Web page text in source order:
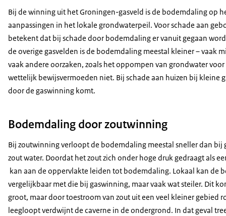
Bij de winning uit het Groningen-gasveld is de bodemdaling op
aanpassingen in het lokale grondwaterpeil. Voor schade aan
betekent dat bij schade door bodemdaling er vanuit gegaan
de overige gasvelden is de bodemdaling meestal kleiner –
vaak andere oorzaken, zoals het oppompen van grondwater
wettelijk bewijsvermoeden niet. Bij schade aan huizen bij kleine
door de gaswinning komt.
Bodemdaling door zoutwinning
Bij zoutwinning verloopt de bodemdaling meestal sneller dan
zout water. Doordat het zout zich onder hoge druk gedraagt als
kan aan de oppervlakte leiden tot bodemdaling. Lokaal kan de
vergelijkbaar met die bij gaswinning, maar vaak wat steiler. Dit
groot, maar door toestroom van zout uit een veel kleiner gebied
leegloopt verdwijnt de caverne in de ondergrond. In dat geval